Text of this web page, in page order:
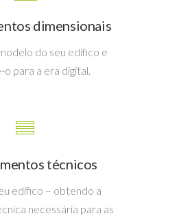
dimensionais
do seu edífico e
o para a era digital.
técnicos
edífico – obtendo a
necessária para as